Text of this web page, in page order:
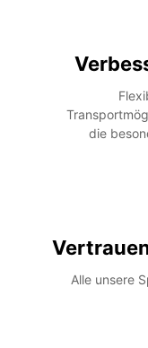
die
Alle unsere